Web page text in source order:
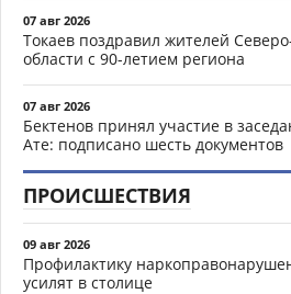
07 авг 2026
Токаев поздравил жителей
области с 90-летием региона
07 авг 2026
Бектенов принял участие в
Ате: подписано шесть документов
ПРОИСШЕСТВИЯ
09 авг 2026
Профилактику
усилят в столице